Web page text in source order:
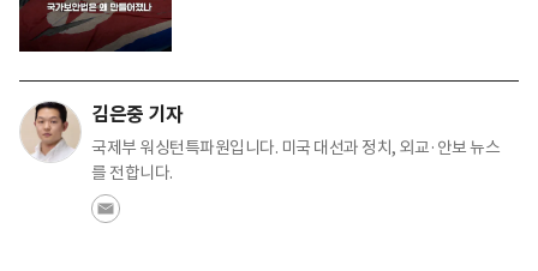
김은중 기자
국제부 워싱턴특파원입니다. 미국 대선과 정치, 외교·안보 뉴스
를 전합니다.